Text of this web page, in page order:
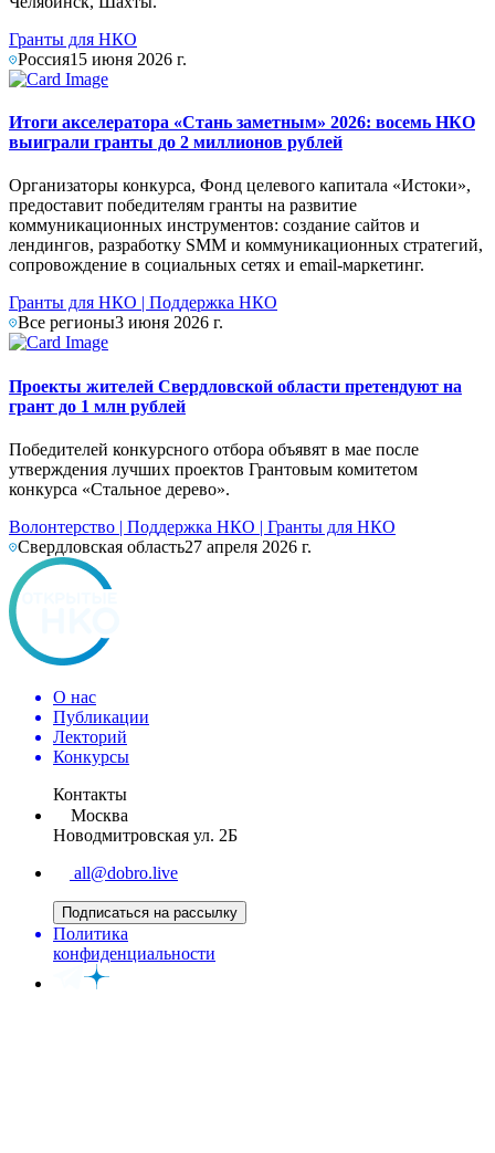
Гранты для НКО
Россия15 июня 2026 г.
Итоги акселератора «Стань заметным» 2026: восемь НКО
выиграли гранты до 2 миллионов рублей
Организаторы конкурса, Фонд целевого капитала «Истоки»,
предоставит победителям гранты на развитие
коммуникационных инструментов: создание сайтов и
лендингов, разработку SMM и коммуникационных стратегий,
сопровождение в социальных сетях и email-маркетинг.
Гранты для НКО | Поддержка НКО
Все регионы3 июня 2026 г.
Проекты жителей Свердловской области претендуют на
грант до 1 млн рублей
Победителей конкурсного отбора объявят в мае после
утверждения лучших проектов Грантовым комитетом
конкурса «Стальное дерево».
Волонтерство | Поддержка НКО | Гранты для НКО
Свердловская область27 апреля 2026 г.
О нас
Публикации
Лекторий
Конкурсы
Контакты
Москва
Новодмитровская ул. 2Б
all@dobro.live
Подписаться на рассылку
Политика
конфиденциальности